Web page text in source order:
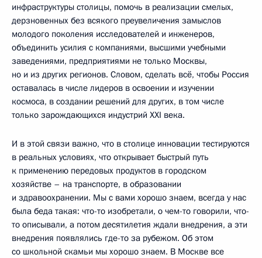
инфраструктуры столицы, помочь в реализации смелых,
дерзновенных без всякого преувеличения замыслов
молодого поколения исследователей и инженеров,
объединить усилия с компаниями, высшими учебными
заведениями, предприятиями не только Москвы,
но и из других регионов. Словом, сделать всё, чтобы Россия
оставалась в числе лидеров в освоении и изучении
космоса, в создании решений для других, в том числе
только зарождающихся индустрий XXI века.
И в этой связи важно, что в столице инновации тестируются
в реальных условиях, что открывает быстрый путь
к применению передовых продуктов в городском
хозяйстве – на транспорте, в образовании
и здравоохранении. Мы с вами хорошо знаем, всегда у нас
была беда такая: что-то изобретали, о чем-то говорили, что-
то описывали, а потом десятилетия ждали внедрения, а эти
внедрения появлялись где-то за рубежом. Об этом
со школьной скамьи мы хорошо знаем. В Москве все